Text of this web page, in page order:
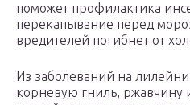
поможет профилактика
перекапывание перед
вредителей погибнет от
Из заболеваний на
корневую гниль, ржавчину